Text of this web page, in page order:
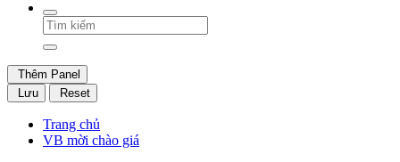
Thêm Panel
Lưu
Reset
Trang chủ
VB mời chào giá